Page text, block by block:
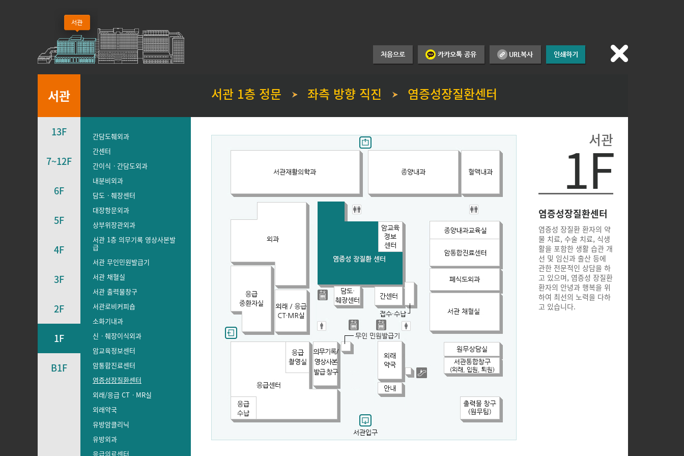
서관 서관 1층 정문 좌측 방향 직진 염증성장질환센터
서관
1F
염증성장질환센터
염증성 장질환 환자의 약
물 치료, 수술 치료, 식생
활을 포함한 생활 습관 개
선 및 임신과 출산 등에
관한 전문적인 상담을 하
고 있으며, 염증성 장질환
환자의 안녕과 행복을 위
하여 최선의 노력을 다하
고 있습니다.
13F
7~12F
6F
5F
4F
3F
2F
1F
B1F
간담도췌외과
간센터
간이식ㆍ간담도외과
내분비외과
담도ㆍ췌장센터
대장항문외과
상부위장관외과
서관 1층 의무기록 영상사본발
급
서관 무인민원발급기
서관 채혈실
서관 출력물창구
서관로비커피숍
소화기내과
신ㆍ췌장이식외과
암교육정보센터
암통합진료센터
염증성장질환센터
외래/응급 CTㆍMR실
외래약국
유방암클리닉
유방외과
응급의료센터